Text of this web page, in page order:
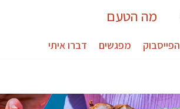
מה הטעם
הפייסבוק מפגשים דברו איתי